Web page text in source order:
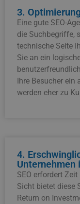
3.
Eine gute SEO-
die Suchbegriffe,
technische Seite
Sie an ein
Ihre Besucher
werden eher zu
4.
Unternehmen
SEO erfordert
Sicht bietet diese
Return on